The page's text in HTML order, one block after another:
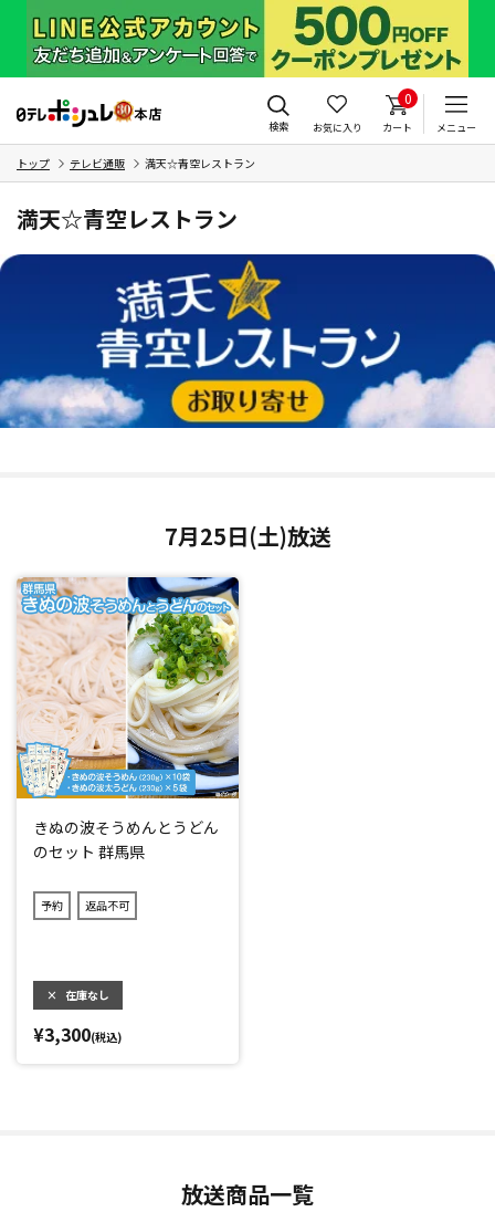
検索 お気に入り
0
カート メニュー
トップ テレビ通販 満天☆青空レストラン
満天☆青空レストラン
7月25日(土)放送
きぬの波そうめんとうどん
のセット 群馬県
予約 返品不可
× 在庫なし
¥3,300(税込)
放送商品一覧